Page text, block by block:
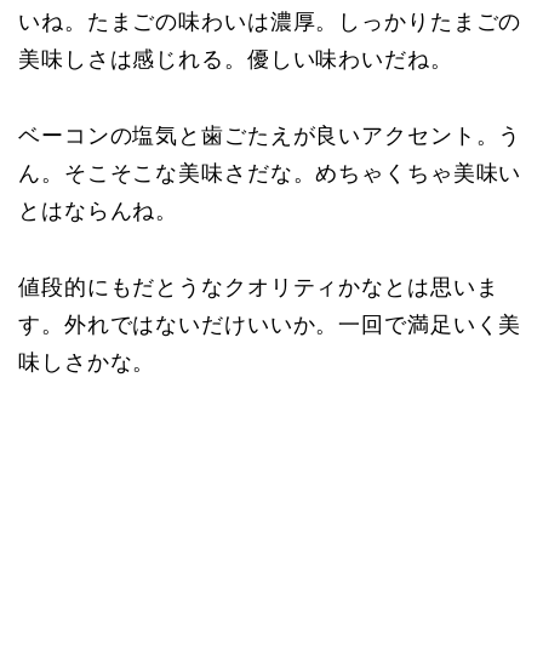
いね。たまごの味わいは濃厚。しっかりたまごの
美味しさは感じれる。優しい味わいだね。
ベーコンの塩気と歯ごたえが良いアクセント。う
ん。そこそこな美味さだな。めちゃくちゃ美味い
とはならんね。
値段的にもだとうなクオリティかなとは思いま
す。外れではないだけいいか。一回で満足いく美
味しさかな。